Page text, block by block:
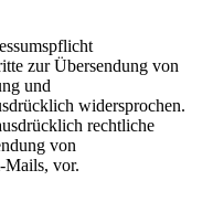
zur Übersendung von
und
widersprochen.
rechtliche
von
Mails, vor.